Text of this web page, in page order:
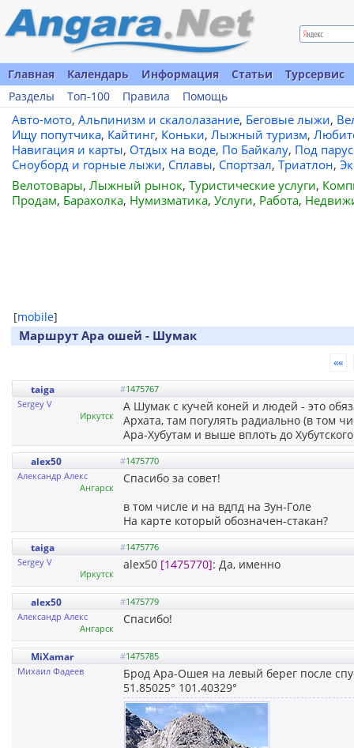
Главная Календарь Информация Статьи
Турсервис
Разделы
Топ-100 Правила Помощь
Авто-мото, Альпинизм и скалолазание, Беговые лыжи,
Ищу попутчика, Кайтинг, Коньки, Лыжный туризм,
Навигация и карты, Отдых на воде, По Байкалу, Под
Сноуборд и горные лыжи, Сплавы, Спортзал, Триатлон,
Велотовары, Лыжный рынок, Туристические услуги,
Продам, Барахолка, Нумизматика, Услуги, Работа,
[mobile]
Маршрут Ара ошей - Шумак
««
taiga #1475767
Sergey V
Иркутск
А Шумак с кучей коней и людей - это
Архата, там погулять радиально (в том
Ара-Хубутам и выше вплоть до
alex50 #1475770
Александр Алекс
Ангарск
Спасибо за совет!
в том числе и на вдпд на Зун-Голе
На карте который обозначен-стакан?
taiga #1475776
Sergey V
Иркутск
alex50 [1475770]: Да, именно
alex50 #1475779
Александр Алекс
Ангарск
Спасибо!
MiXamar #1475785
Михаил Фадеев
Брод Ара-Ошея на левый берег после
51.85025° 101.40329°